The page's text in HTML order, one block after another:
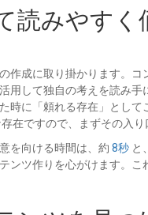
読みやす
成に取り掛かります。コ
して独自の考えを読み
に「頼れる存在」として
在ですので、まずその入り
を向ける時間は、約 8秒 と
ツ作りを心がけます。